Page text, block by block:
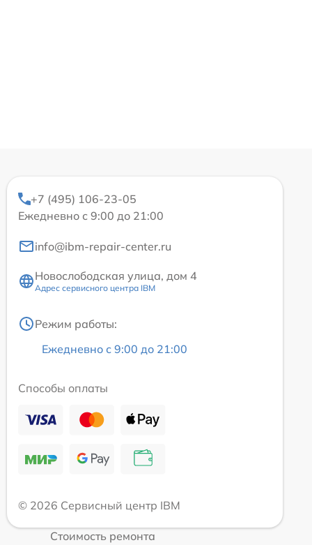
+7 (495) 106-23-05
Ежедневно с 9:00 до 21:00
info@ibm-repair-center.ru
Новослободская улица, дом 4
Адрес сервисного центра IBM
Режим работы:
Ежедневно с 9:00 до 21:00
Способы оплаты
© 2026 Сервисный центр IBM
Стоимость ремонта